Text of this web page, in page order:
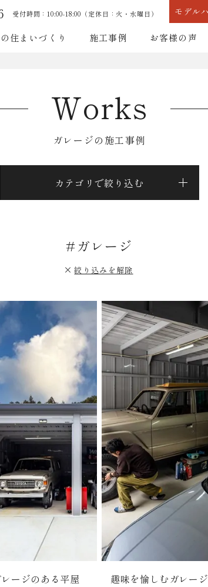
受付時間：10:00-18:00（定休日：火・水曜日） モデル
住まいづくり
耐震性能 断熱性能
施工事例 お客様の声
Works
ガレージの施工事例
カテゴリで絞り込む
#ガレージ
絞り込みを解除
ージのある平屋 趣味を愉しむガレー